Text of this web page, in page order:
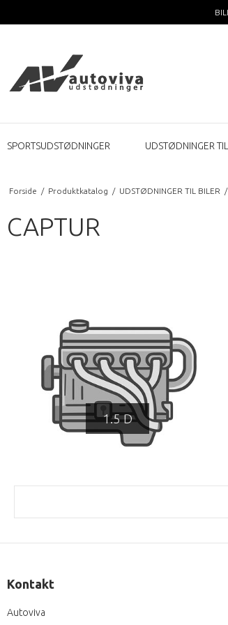
SPORTSUDSTØDNINGER UDSTØDNINGER
Forside / Produktkatalog / UDSTØDNINGER TIL BILER /
CAPTUR
1.5 D
Kontakt
Autoviva